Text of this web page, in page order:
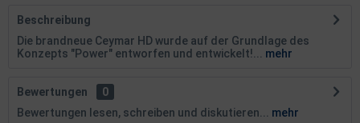
Beschreibung
Die brandneue Ceymar HD wurde auf der Grundlage des
Konzepts "Power" entworfen und entwickelt!...
mehr
Bewertungen
0
Bewertungen lesen, schreiben und diskutieren...
mehr